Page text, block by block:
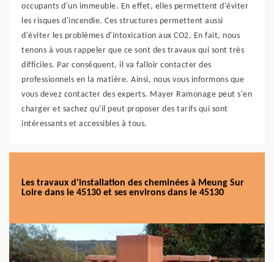
occupants d'un immeuble. En effet, elles permettent d'éviter
les risques d'incendie. Ces structures permettent aussi
d'éviter les problèmes d'intoxication aux CO2. En fait, nous
tenons à vous rappeler que ce sont des travaux qui sont très
difficiles. Par conséquent, il va falloir contacter des
professionnels en la matière. Ainsi, nous vous informons que
vous devez contacter des experts. Mayer Ramonage peut s'en
charger et sachez qu'il peut proposer des tarifs qui sont
intéressants et accessibles à tous.
Les travaux d'installation des cheminées à Meung Sur
Loire dans le 45130 et ses environs dans le 45130